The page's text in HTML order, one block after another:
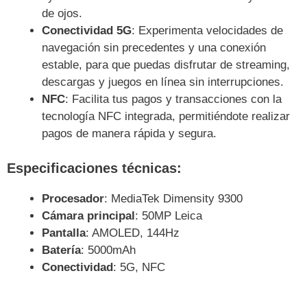
de ojos.
Conectividad 5G: Experimenta velocidades de
navegación sin precedentes y una conexión
estable, para que puedas disfrutar de streaming,
descargas y juegos en línea sin interrupciones.
NFC: Facilita tus pagos y transacciones con la
tecnología NFC integrada, permitiéndote realizar
pagos de manera rápida y segura.
Especificaciones técnicas:
Procesador: MediaTek Dimensity 9300
Cámara principal: 50MP Leica
Pantalla: AMOLED, 144Hz
Batería: 5000mAh
Conectividad: 5G, NFC